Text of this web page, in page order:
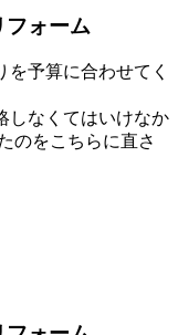
フォーム
予算に合わせてく
しなくてはいけなか
のをこちらに直さ